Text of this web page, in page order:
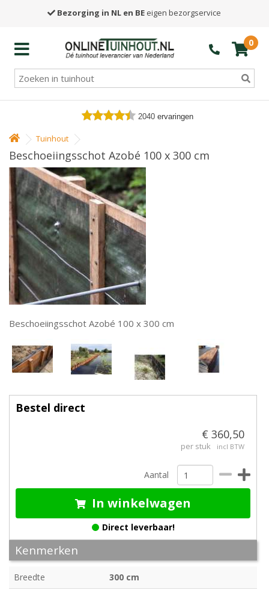
Bezorging in NL en BE eigen bezorgservice
0
2040 ervaringen
Tuinhout
Beschoeiingsschot Azobé 100 x 300 cm
Beschoeiingsschot Azobé 100 x 300 cm
Bestel direct
€ 360,50
per stuk incl BTW
Aantal
In winkelwagen
Direct leverbaar!
Kenmerken
Breedte
300 cm